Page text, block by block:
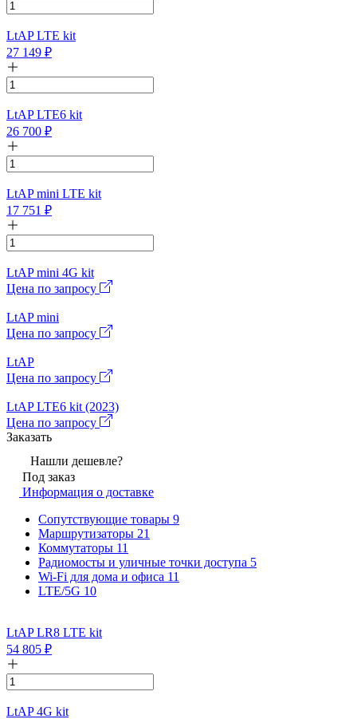
LtAP LTE kit
27 149 ₽
LtAP LTE6 kit
26 700 ₽
LtAP mini LTE kit
17 751 ₽
LtAP mini 4G kit
Цена по запросу
LtAP mini
Цена по запросу
LtAP
Цена по запросу
LtAP LTE6 kit (2023)
Цена по запросу
Заказать
Нашли дешевле?
Под заказ
Информация о доставке
Сопутствующие товары 9
Маршрутизаторы 21
Коммутаторы 11
Радиомосты и уличные точки доступа 5
Wi-Fi для дома и офиса 11
LTE/5G 10
LtAP LR8 LTE kit
54 805 ₽
LtAP 4G kit